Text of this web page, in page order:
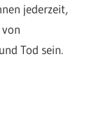
jederzeit,
Tod sein.